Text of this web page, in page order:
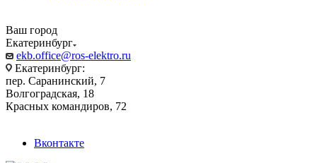
Ваш город
Екатеринбург
ekb.office@ros-elektro.ru
Екатеринбург:
пер. Саранинский, 7
Волгоградская, 18
Красных командиров, 72
Вконтакте